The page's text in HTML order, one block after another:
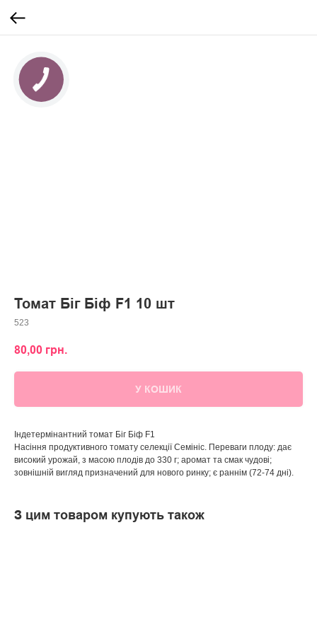
Томат Біг Біф F1 10 шт
523
80,00 грн.
У КОШИК
Індетермінантний томат Біг Біф F1
Насіння продуктивного томату селекції Семініс. Переваги плоду: дає
високий урожай, з масою плодів до 330 г; аромат та смак чудові;
зовнішній вигляд призначений для нового ринку; є раннім (72-74 дні).
З цим товаром купують також